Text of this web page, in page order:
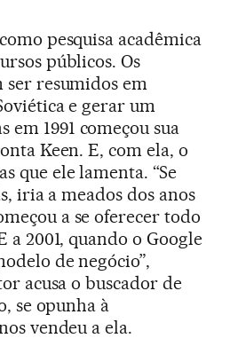
pesquisa acadêmica
públicos. Os
resumidos em
e gerar um
1991 começou sua
Keen. E, com ela, o
que ele lamenta. “Se
iria a meados dos anos
a se oferecer todo
a 2001, quando o Google
de negócio”,
acusa o buscador de
se opunha à
vendeu a ela.